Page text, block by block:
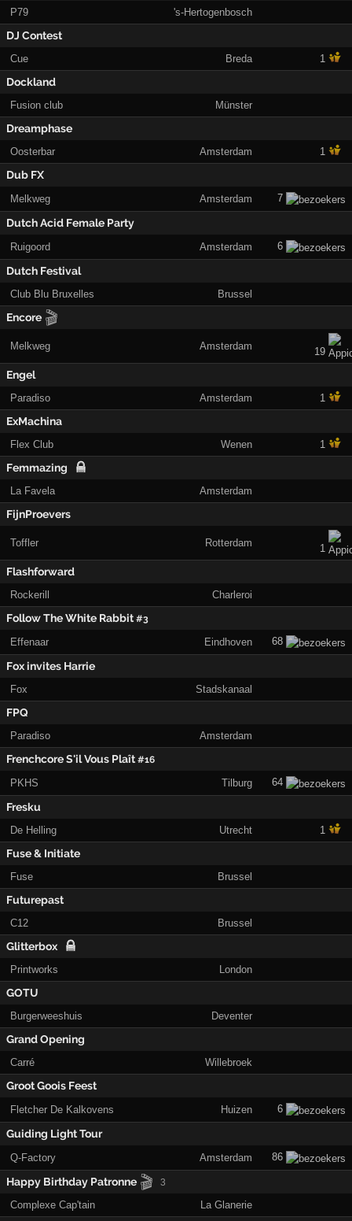
P79 's-Hertogenbosch
DJ Contest
Cue Breda 1
Dockland
Fusion club Münster
Dreamphase
Oosterbar Amsterdam 1
Dub FX
Melkweg Amsterdam 7
Dutch Acid Female Party
Ruigoord Amsterdam 6
Dutch Festival
Club Blu Bruxelles Brussel
Encore 🎬
Melkweg Amsterdam 19
Engel
Paradiso Amsterdam 1
ExMachina
Flex Club Wenen 1
Femmazing
La Favela Amsterdam
FijnProevers
Toffler Rotterdam 1
Flashforward
Rockerill Charleroi
Follow The White Rabbit#3
Effenaar Eindhoven 68
Fox invites Harrie
Fox Stadskanaal
FPQ
Paradiso Amsterdam
Frenchcore S'il Vous Plaît#16
PKHS Tilburg 64
Fresku
De Helling Utrecht 1
Fuse & Initiate
Fuse Brussel
Futurepast
C12 Brussel
Glitterbox
Printworks London
GOTU
Burgerweeshuis Deventer
Grand Opening
Carré Willebroek
Groot Goois Feest
Fletcher De Kalkovens Huizen 6
Guiding Light Tour
Q-Factory Amsterdam 86
Happy Birthday Patronne 🎬 3
Complexe Cap'tain La Glanerie